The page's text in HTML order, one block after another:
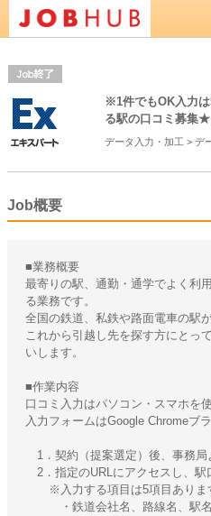
※1件でもOK入力
る駅の口コミ募集★
データ入力・加工 > デ
Job概要
■業務概要
最寄りの駅、通勤・通学でよく利
る業務です。
全国の鉄道、私鉄や路面電車の駅
これから引越し先を探す方にとっ
いします。
■作業内容
口コミ入力はパソコン・スマホを
入力フォームはGoogle Chromeブ
1．契約（提案選定）後、事務局
2．指定のURLにアクセスし、駅
※入力する項目は5項目ありま
・鉄道会社名、路線名、駅名